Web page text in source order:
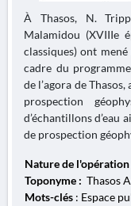
À Thasos, N.
Malamidou (XVIIIe
classiques) ont
cadre du
de l’agora de
prospection
d’échantillons d’eau
de prospection
Nature de l'opération
Toponyme : Thasos
Mots-clés : Espace